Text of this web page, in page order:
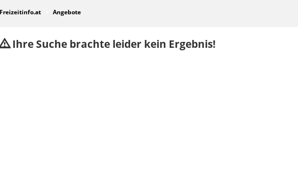
Freizeitinfo.at Angebote
Ihre Suche brachte leider kein Ergebnis!